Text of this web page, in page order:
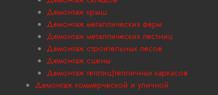
Демонтаж крыш
Демонтаж металлических ферм
Демонтаж металлических лестниц
Демонтаж строительных лесов
Демонтаж сцены
Демонтаж теплиц|тепличных каркасов
Демонтаж коммерческой и уличной